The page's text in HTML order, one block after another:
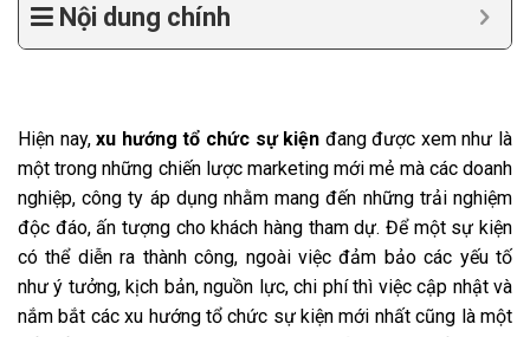
Nội dung chính
Hiện nay,xu hướng tổ chức sự kiện đang được xem như là
một trong những chiến lược marketing mới mẻ mà các doanh
nghiệp, công ty áp dụng nhằm mang đến những trải nghiệm
độc đáo, ấn tượng cho khách hàng tham dự. Để một sự kiện
có thể diễn ra thành công, ngoài việc đảm bảo các yếu tố
như ý tưởng, kịch bản, nguồn lực, chi phí thì việc cập nhật và
nắm bắt các xu hướng tổ chức sự kiện mới nhất cũng là một